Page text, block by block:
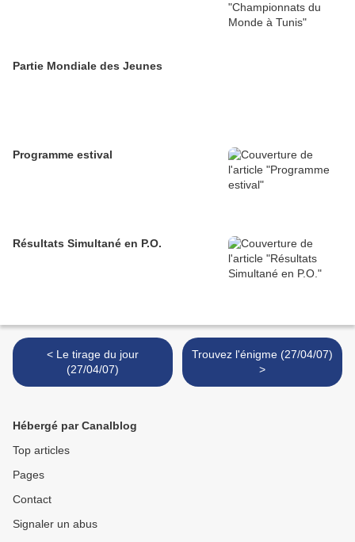
Partie Mondiale des Jeunes
Programme estival
Résultats Simultané en P.O.
< Le tirage du jour
(27/04/07)
Trouvez l'énigme (27/04/07)
>
Hébergé par Canalblog
Top articles
Pages
Contact
Signaler un abus